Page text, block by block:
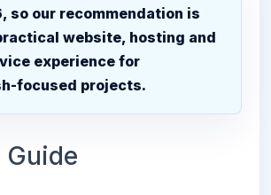
so our recommendation is
website, hosting and
experience for
focused projects.
Guide